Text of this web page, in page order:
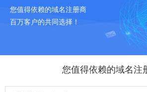
您值得依赖的域名注册商
百万客户的共同选择！
您值得依赖的域名注